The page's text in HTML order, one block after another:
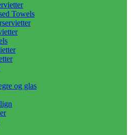
Towels
og glas